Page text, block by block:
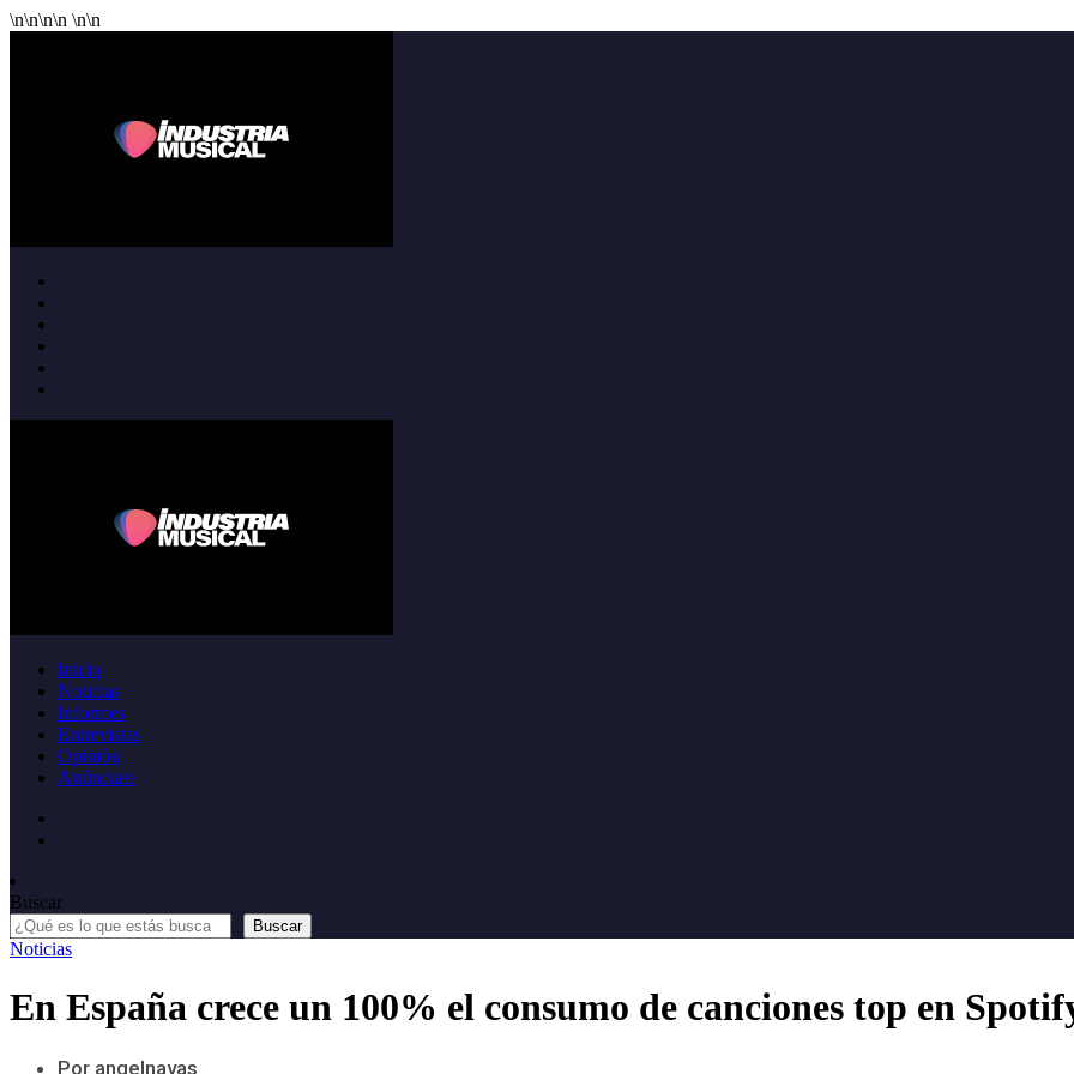
\n\n\n\n \n\n
Inicio
Noticias
Informes
Entrevistas
Opinión
Anúnciate
Buscar
Buscar
Noticias
En España crece un 100% el consumo de canciones top en
Por angelnavas